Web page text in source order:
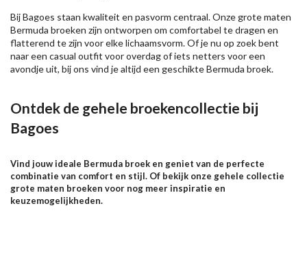
Bij Bagoes staan kwaliteit en pasvorm centraal. Onze grote maten
Bermuda broeken zijn ontworpen om comfortabel te dragen en
flatterend te zijn voor elke lichaamsvorm. Of je nu op zoek bent
naar een casual outfit voor overdag of iets netters voor een
avondje uit, bij ons vind je altijd een geschikte Bermuda broek.
Ontdek de gehele broekencollectie bij
Bagoes
Vind jouw ideale Bermuda broek en geniet van de perfecte
combinatie van comfort en stijl. Of bekijk onze gehele collectie
grote maten broeken voor nog meer inspiratie en
keuzemogelijkheden.